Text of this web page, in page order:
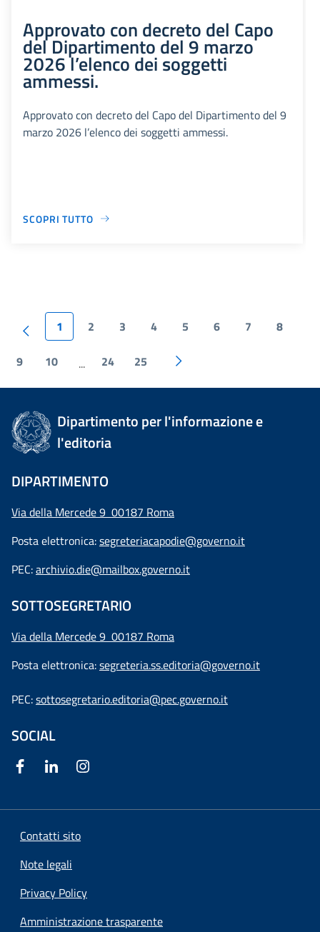
Approvato con decreto del Capo
del Dipartimento del 9 marzo
2026 l’elenco dei soggetti
ammessi.
Approvato con decreto del Capo del Dipartimento del 9
marzo 2026 l’elenco dei soggetti ammessi.
SCOPRI TUTTO
1 2 3 4 5 6 7 8
9 10 ... 24 25
Dipartimento per l'informazione e
l'editoria
DIPARTIMENTO
Via della Mercede 9 00187 Roma
Posta elettronica:segreteriacapodie@governo.it
PEC:archivio.die@mailbox.governo.it
SOTTOSEGRETARIO
Via della Mercede 9 00187 Roma
Posta elettronica:segreteria.ss.editoria@governo.it
PEC:sottosegretario.editoria@pec.governo.it
SOCIAL
Contatti sito
Note legali
Privacy Policy
Amministrazione trasparente